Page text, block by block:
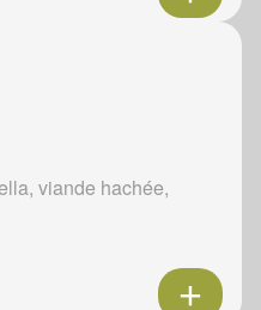
viande hachée,